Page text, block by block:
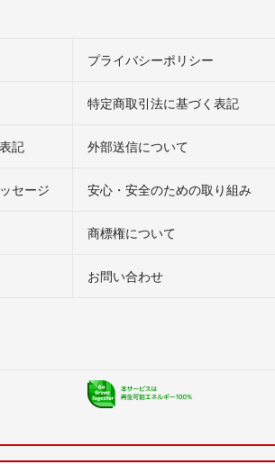
プライバシーポリシー
特定商取引法に基づく表記
記 外部送信について
セージ 安心・安全のための取り組み
商標権について
お問い合わせ